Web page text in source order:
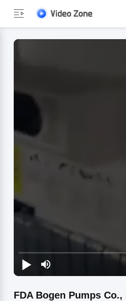
FDA Bogen Pumps